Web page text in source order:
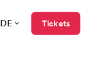
DE Tickets